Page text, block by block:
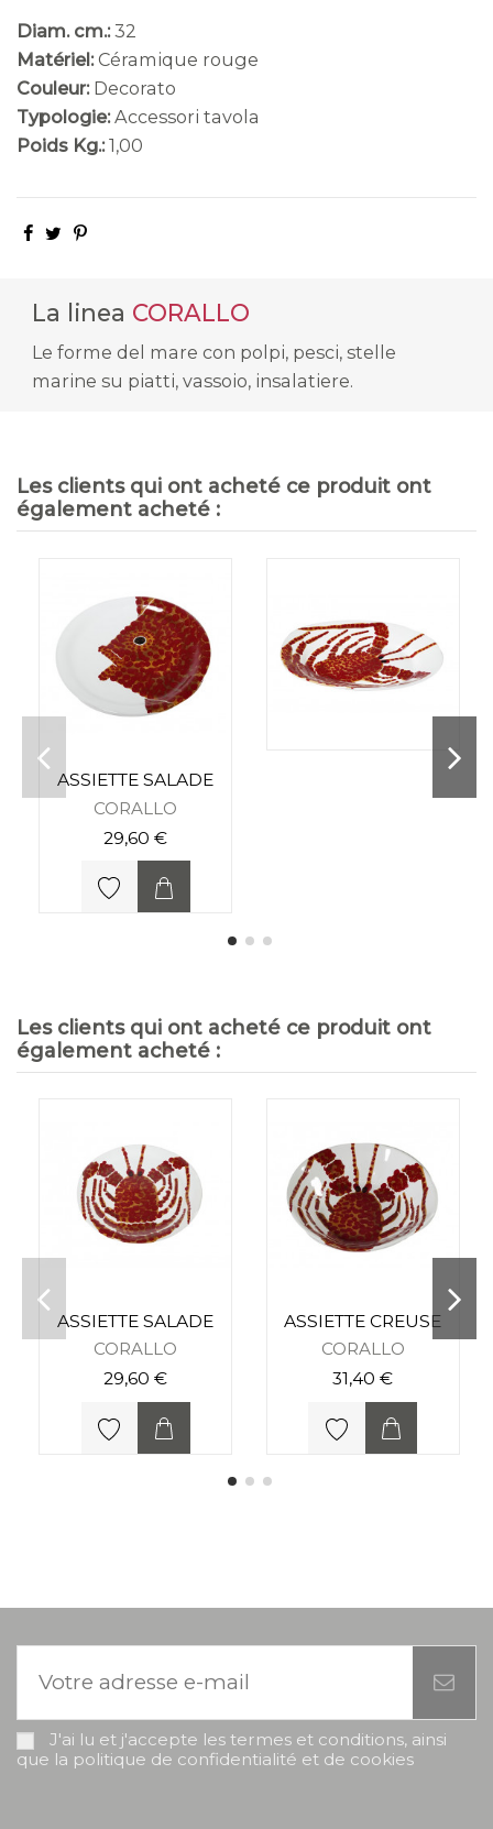
Diam. cm.: 32
Matériel: Céramique rouge
Couleur: Decorato
Typologie: Accessori tavola
Poids Kg.: 1,00
La linea CORALLO
Le forme del mare con polpi, pesci, stelle
marine su piatti, vassoio, insalatiere.
Les clients qui ont acheté ce produit ont
également acheté :
ASSIETTE SALADE
CORALLO
29,60 €
Les clients qui ont acheté ce produit ont
également acheté :
ASSIETTE SALADE
CORALLO
29,60 €
ASSIETTE CREUSE
CORALLO
31,40 €
J'ai lu et j'accepte les termes et conditions, ainsi
que la politique de confidentialité et de cookies